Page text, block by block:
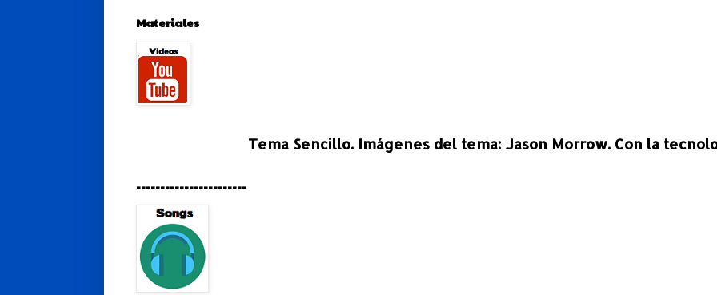
Materiales
Tema Sencillo. Imágenes del tema: Jason Morrow. Con la
-----------------------